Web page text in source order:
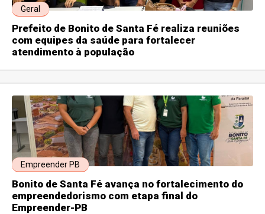
Geral
Prefeito de Bonito de Santa Fé realiza reuniões
com equipes da saúde para fortalecer
atendimento à população
Empreender PB
Bonito de Santa Fé avança no fortalecimento do
empreendedorismo com etapa final do
Empreender-PB